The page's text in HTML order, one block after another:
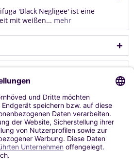
'Black Negligee' ist eine
mit weißen... mehr
angesehen